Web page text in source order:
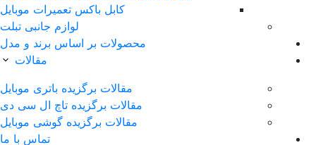
کابل باکس تعمیرات موبایل
لوازم جانبی تبلت
محصولات بر اساس برند و مدل
مقالات
مقالات برگزیده باتری موبایل
مقالات برگزیده تاچ ال سی دی
مقالات برگزیده گوشی موبایل
تماس با ما